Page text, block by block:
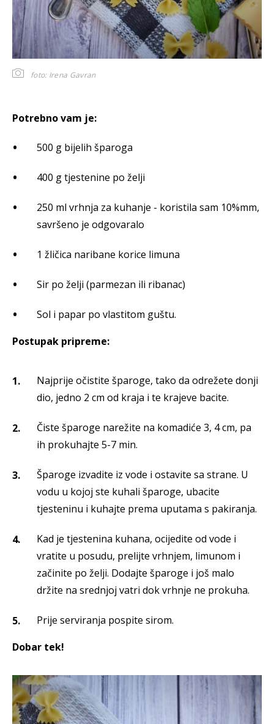
foto: Irena Gavran
Potrebno vam je:
500 g bijelih šparoga
400 g tjestenine po želji
250 ml vrhnja za kuhanje - koristila sam 10%mm,
savršeno je odgovaralo
1 žličica naribane korice limuna
Sir po želji (parmezan ili ribanac)
Sol i papar po vlastitom guštu.
Postupak pripreme:
Najprije očistite šparoge, tako da odrežete donji
dio, jedno 2 cm od kraja i te krajeve bacite.
Čiste šparoge narežite na komadiće 3, 4 cm, pa
ih prokuhajte 5-7 min.
Šparoge izvadite iz vode i ostavite sa strane. U
vodu u kojoj ste kuhali šparoge, ubacite
tjesteninu i kuhajte prema uputama s pakiranja.
Kad je tjestenina kuhana, ocijedite od vode i
vratite u posudu, prelijte vrhnjem, limunom i
začinite po želji. Dodajte šparoge i još malo
držite na srednjoj vatri dok vrhnje ne prokuha.
Prije serviranja pospite sirom.
Dobar tek!